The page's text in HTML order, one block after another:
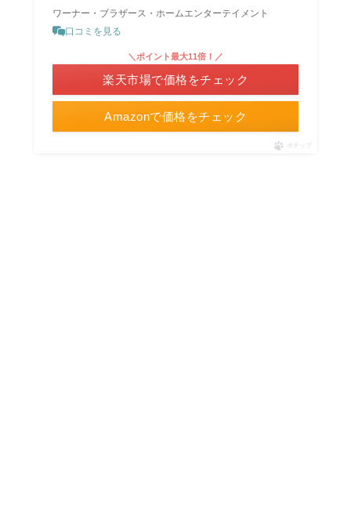
ワーナー・ブラザース・ホームエンターテイメント
口コミを見る
Amazonで価格をチェック
＼ポイント最大11倍！／
楽天市場で価格をチェック
ポチップ